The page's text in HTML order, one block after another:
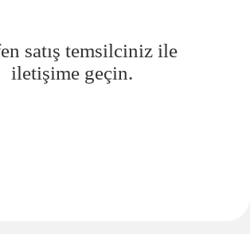
satış temsilciniz ile
iletişime geçin.